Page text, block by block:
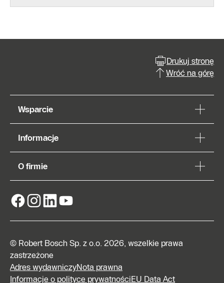
Drukuj stronę
Wróć na górę
Wsparcie
Informacje
O firmie
© Robert Bosch Sp. z o.o. 2026, wszelkie prawa
zastrzeżone
Adres wydawniczyNota prawna
Informacje o polityce prywatnościEU Data Act